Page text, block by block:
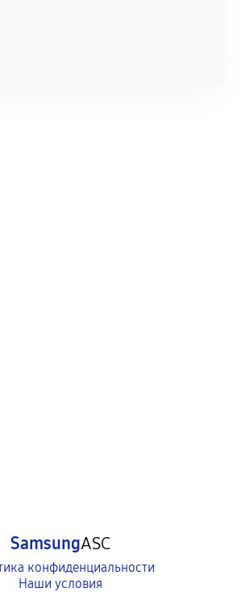
SamsungASC
конфиденциальности
Наши условия